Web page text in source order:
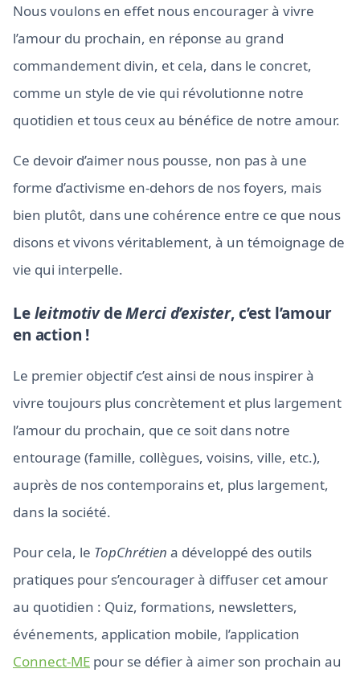
Nous voulons en effet nous encourager à vivre
l’amour du prochain, en réponse au grand
commandement divin, et cela, dans le concret,
comme un style de vie qui révolutionne notre
quotidien et tous ceux au bénéfice de notre amour.
Ce devoir d’aimer nous pousse, non pas à une
forme d’activisme en-dehors de nos foyers, mais
bien plutôt, dans une cohérence entre ce que nous
disons et vivons véritablement, à un témoignage de
vie qui interpelle.
LeleitmotivdeMerci d’exister, c’est l’amour
en action !
Le premier objectif c’est ainsi de nous inspirer à
vivre toujours plus concrètement et plus largement
l’amour du prochain, que ce soit dans notre
entourage (famille, collègues, voisins, ville, etc.),
auprès de nos contemporains et, plus largement,
dans la société.
Pour cela, le TopChrétien a développé des outils
pratiques pour s’encourager à diffuser cet amour
au quotidien : Quiz, formations, newsletters,
événements, application mobile, l’application
Connect-ME pour se défier à aimer son prochain au